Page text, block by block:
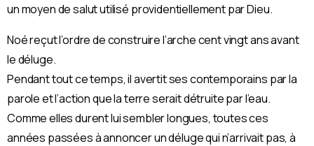
un moyen de salut utilisé providentiellement par Dieu.
Noé reçut l’ordre de construire l’arche cent vingt ans avant
le déluge.
Pendant tout ce temps, il avertit ses contemporains par la
parole et l’action que la terre serait détruite par l’eau.
Comme elles durent lui sembler longues, toutes ces
années passées à annoncer un déluge qui n’arrivait pas, à